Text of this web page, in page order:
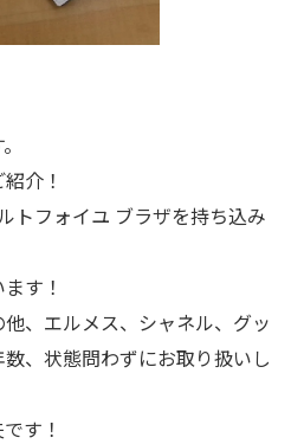
介！
トフォイユ ブラザを持ち込み
す！
、エルメス、シャネル、グッ
、状態問わずにお取り扱いし
す！